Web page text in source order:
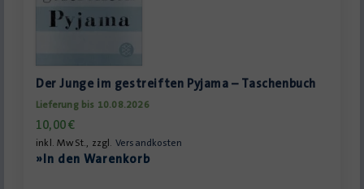
Der Junge im gestreiften Pyjama – Taschenbuch
Lieferung bis 10.08.2026
10,00€
inkl. MwSt., zzgl. Versandkosten
»In den Warenkorb